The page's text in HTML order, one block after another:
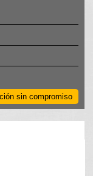
sin compromiso